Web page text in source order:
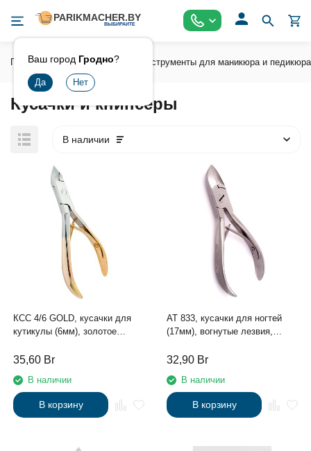
Ваш город Гродно?
Главная Инструмент Инструменты для маникюра и педикюра
Кусачки и книпсеры
В наличии
КСС 4/6 GOLD, кусачки для
кутикулы (6мм), золотое
35,60 Br
В наличии
В корзину
АТ 833, кусачки для ногтей
(17мм), вогнутые лезвия,
32,90 Br
В наличии
В корзину